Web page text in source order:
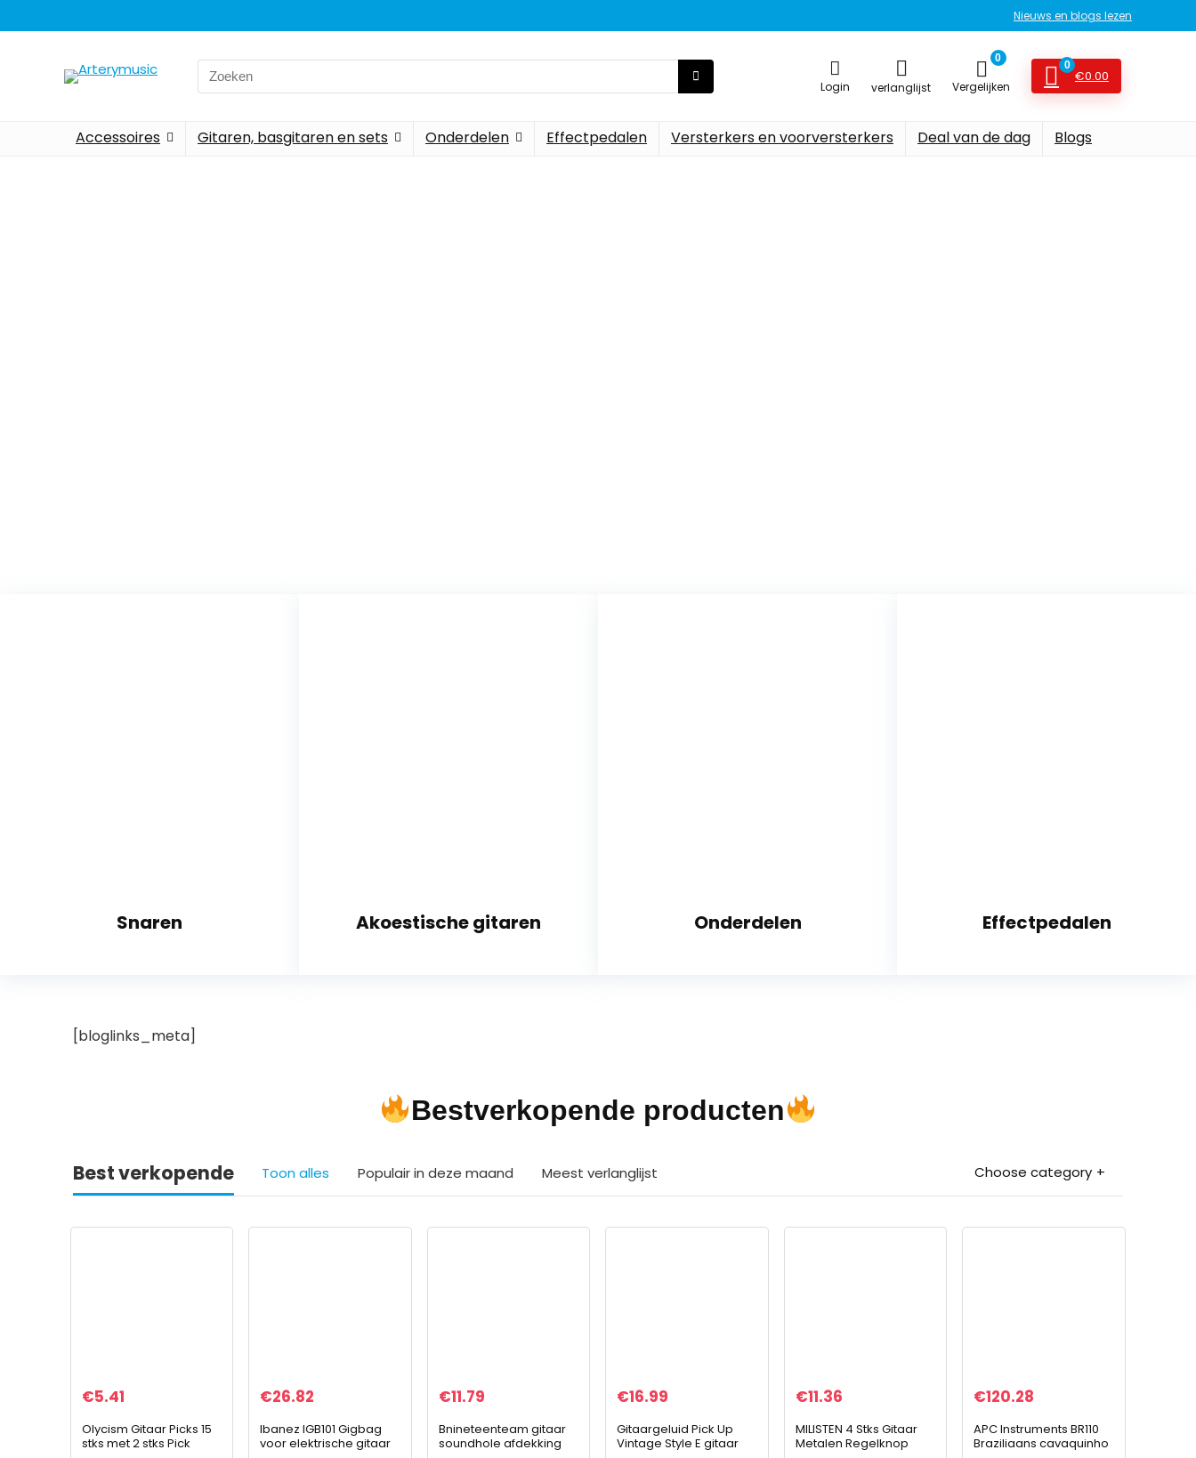
Nieuws en blogs lezen
Login verlanglijst
0
Vergelijken
0
€0.00
Accessoires Gitaren, basgitaren en sets Onderdelen Effectpedalen Versterkers en voorversterkers Deal van de dag Blogs
Snaren Akoestische gitaren Onderdelen Effectpedalen
[bloglinks_meta]
Bestverkopende producten
Best verkopende Toon alles Populair in deze maand Meest verlanglijst Choose category
€5.41
Olycism Gitaar Picks 15
stks met 2 stks Pick
€26.82
Ibanez IGB101 Gigbag
voor elektrische gitaar
€11.79
Bnineteenteam gitaar
soundhole afdekking
€16.99
Gitaargeluid Pick Up
Vintage Style E gitaar
€11.36
MILISTEN 4 Stks Gitaar
Metalen Regelknop
€120.28
APC Instruments BR110
Braziliaans cavaquinho